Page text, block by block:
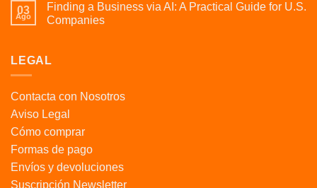
03
Ago
Finding a Business via AI: A Practical Guide for U.S.
Companies
LEGAL
Contacta con Nosotros
Aviso Legal
Cómo comprar
Formas de pago
Envíos y devoluciones
Suscripción Newsletter